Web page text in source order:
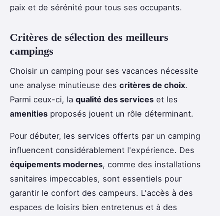
paix et de sérénité pour tous ses occupants.
Critères de sélection des meilleurs
campings
Choisir un camping pour ses vacances nécessite
une analyse minutieuse des critères de choix.
Parmi ceux-ci, la qualité des services et les
amenities proposés jouent un rôle déterminant.
Pour débuter, les services offerts par un camping
influencent considérablement l'expérience. Des
équipements modernes, comme des installations
sanitaires impeccables, sont essentiels pour
garantir le confort des campeurs. L'accès à des
espaces de loisirs bien entretenus et à des